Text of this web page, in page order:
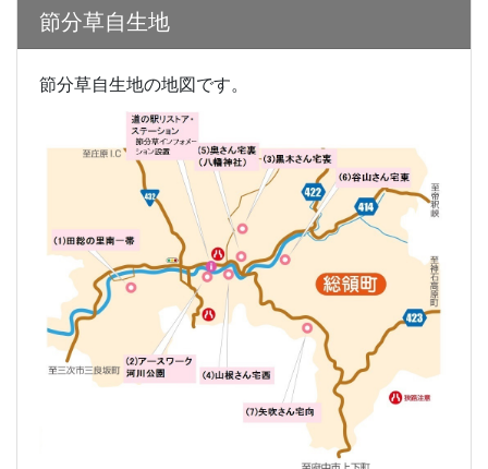
節分草自生地
節分草自生地の地図です。